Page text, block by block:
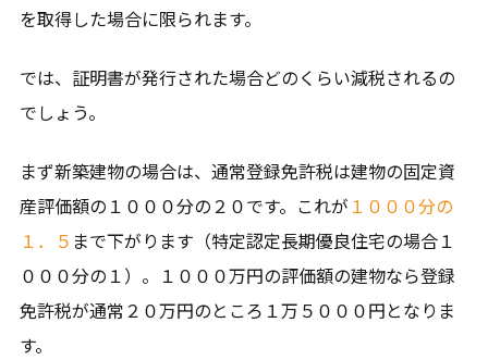
を取得した場合に限られます。
では、証明書が発行された場合どのくらい減税されるの
でしょう。
まず新築建物の場合は、通常登録免許税は建物の固定資
産評価額の１０００分の２０です。これが １０００分の
１．５ まで下がります（特定認定長期優良住宅の場合１
０００分の１）。１０００万円の評価額の建物なら登録
免許税が通常２０万円のところ１万５０００円となりま
す。